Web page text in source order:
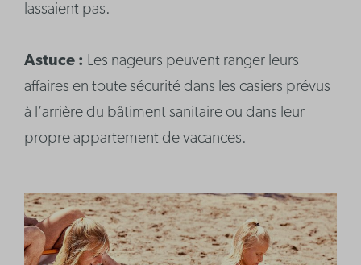
lassaient pas.
Astuce : Les nageurs peuvent ranger leurs
affaires en toute sécurité dans les casiers prévus
à l’arrière du bâtiment sanitaire ou dans leur
propre appartement de vacances.